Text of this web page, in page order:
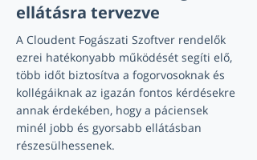
ellátásra tervezve
A Cloudent Fogászati Szoftver rendelők
ezrei hatékonyabb működését segíti elő,
több időt biztosítva a fogorvosoknak és
kollégáiknak az igazán fontos kérdésekre
annak érdekében, hogy a páciensek
minél jobb és gyorsabb ellátásban
részesülhessenek.